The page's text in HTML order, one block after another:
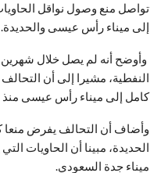
تواصل منع وصول نواقل
إلى ميناء رأس عيسى والحديدة.
وأوضح أنه لم يصل خلال
النفطية، مشيرا إلى أن
كامل إلى ميناء رأس عيسى
وأضاف أن التحالف يفرض منعا
الحديدة، مبينا أن الحاويات
ميناء جدة السعودي.